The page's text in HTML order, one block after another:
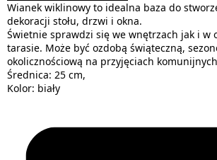
Wianek wiklinowy to idealna baza do
dekoracji stołu, drzwi i okna.
Świetnie sprawdzi się we wnętrzach jak i w
tarasie. Może być ozdobą świąteczną,
okolicznościową na przyjęciach
Średnica: 25 cm,
Kolor: biały